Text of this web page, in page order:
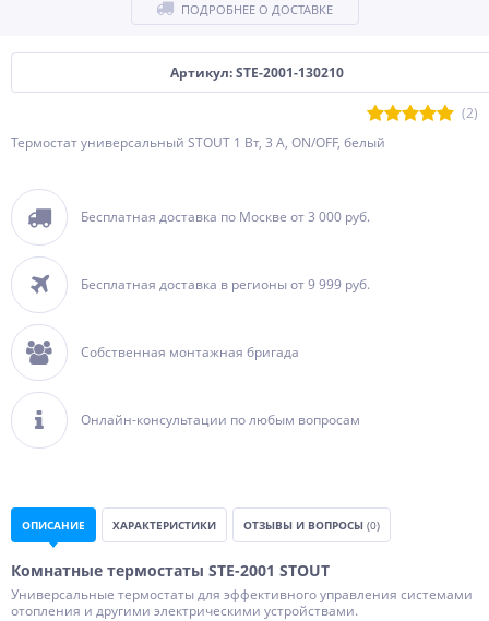
Артикул: STE-2001-130210
(2)
Термостат универсальный STOUT 1 Вт, 3 А, ON/OFF, белый
Бесплатная доставка по Москве от 3 000 руб.
Бесплатная доставка в регионы от 9 999 руб.
Собственная монтажная бригада
Онлайн-консультации по любым вопросам
ПОДРОБНЕЕ О ДОСТАВКЕ
ОПИСАНИЕ ХАРАКТЕРИСТИКИ ОТЗЫВЫ И ВОПРОСЫ (0)
Комнатные термостаты STE-2001 STOUT
Универсальные термостаты для эффективного управления системами
отопления и другими электрическими устройствами.